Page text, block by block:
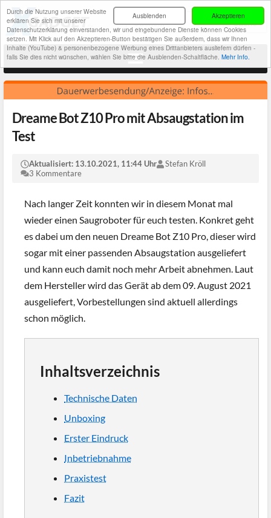
Akzeptieren
Ausblenden
Durch die Nutzung unserer Website
erklären Sie sich mit unserer
Datenschutzerklärung einverstanden, wir und eingebundene Dienste können Cookies
setzen. Mit Klick auf den Akzeptieren-Button bestätigen Sie außerdem, dass wir Ihnen
Inhalte (YouTube) & personenbezogene Werbung eines Drittanbieters ausliefern dürfen -
falls Sie dies nicht wünschen, wählen Sie bitte die Ausblenden-Schaltfläche. Mehr Info.
Dreame Bot Z10 Pro mit Absaugstation im
Test
Aktualisiert: 13.10.2021, 11:44 Uhr
Stefan Kröll
3 Kommentare
Nach langer Zeit konnten wir in diesem Monat mal
wieder einen Saugroboter für euch testen. Konkret geht
es dabei um den neuen Dreame Bot Z10 Pro, dieser wird
sogar mit einer passenden Absaugstation ausgeliefert
und kann euch damit noch mehr Arbeit abnehmen. Laut
dem Hersteller wird das Gerät ab dem 09. August 2021
ausgeliefert, Vorbestellungen sind aktuell allerdings
schon möglich.
Inhaltsverzeichnis
Technische Daten
Unboxing
Erster Eindruck
Inbetriebnahme
Praxistest
Fazit